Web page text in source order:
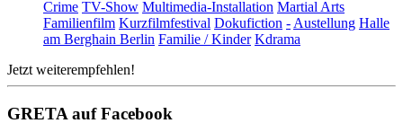
Crime TV-Show Multimedia-Installation Martial Arts
Familienfilm Kurzfilmfestival Dokufiction - Austellung Halle
am Berghain Berlin Familie / Kinder Kdrama
Jetzt weiterempfehlen!
GRETA auf Facebook